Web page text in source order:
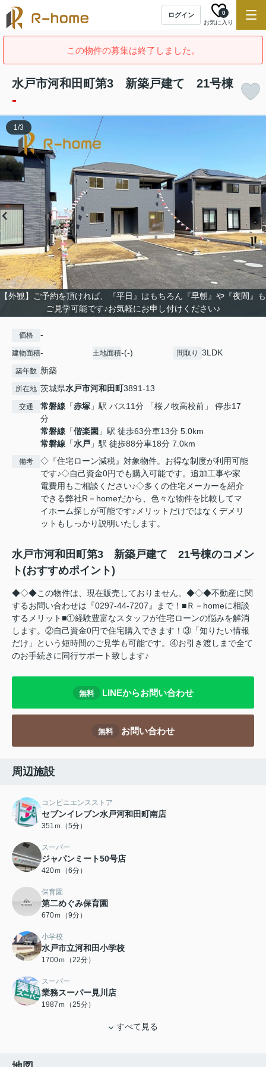
ログイン
お気に入り
0
この物件の募集は終了しました。
水戸市河和田町第3 新築戸建て 21号棟
-
【外観】ご予約を頂ければ、『平日』はもちろん『早朝』や『夜間』も
ご見学可能です♪お気軽にお申し付けください♪
1/3
価格 -
建物面積- 土地面積-(-) 間取り 3LDK
築年数 新築
所在地 茨城県水戸市河和田町3891-13
交通 常磐線 「赤塚 」駅 バス11分 「桜ノ牧高校前」 停歩17
分
常磐線 「偕楽園 」駅 徒歩63分車13分 5.0km
常磐線 「水戸 」駅 徒歩88分車18分 7.0km
備考
◇『住宅ローン減税』対象物件。お得な制度が利用可能
です♪◇自己資金0円でも購入可能です。追加工事や家
電費用もご相談ください♪◇多くの住宅メーカーを紹介
できる弊社R－homeだから、色々な物件を比較してマ
イホーム探しが可能です♪メリットだけではなくデメリ
ットもしっかり説明いたします。
水戸市河和田町第3 新築戸建て 21号棟のコメン
ト(おすすめポイント)
◆◇◆この物件は、現在販売しておりません。◆◇◆不動産に関
するお問い合わせは『0297-44-7207』まで！■Ｒ－homeに相談
するメリット■①経験豊富なスタッフが住宅ローンの悩みを解消
します。②自己資金0円で住宅購入できます！③「知りたい情報
だけ」という短時間のご見学も可能です。④お引き渡しまで全て
のお手続きに同行サポート致します♪
無料 LINEからお問い合わせ
無料 お問い合わせ
周辺施設
コンビニエンスストア
セブンイレブン水戸河和田町南店
351ｍ（5分）
スーパー
ジャパンミート50号店
420ｍ（6分）
保育園
第二めぐみ保育園
670ｍ（9分）
小学校
水戸市立河和田小学校
1700ｍ（22分）
スーパー
業務スーパー見川店
1987ｍ（25分）
すべて見る